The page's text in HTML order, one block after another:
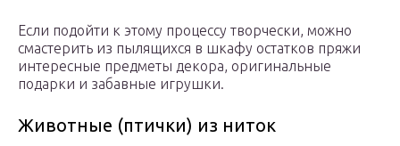
Если подойти к этому процессу творчески, можно
смастерить из пылящихся в шкафу остатков пряжи
интересные предметы декора, оригинальные
подарки и забавные игрушки.
Животные (птички) из ниток